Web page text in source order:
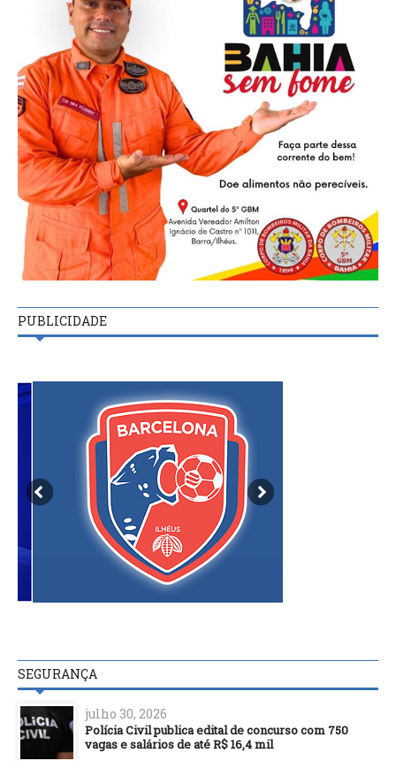
PUBLICIDADE
SEGURANÇA
julho 30, 2026
Polícia Civil publica edital de concurso com 750
vagas e salários de até R$ 16,4 mil